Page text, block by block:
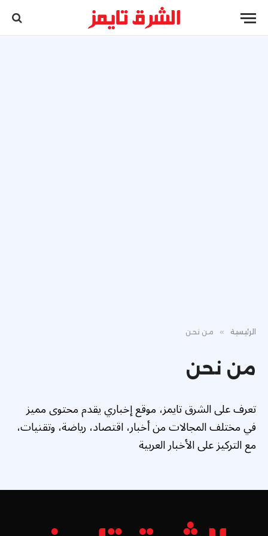
الرئيسية » من نحن
من نحن
تعرف على الشرق تايمز، موقع إخباري يقدم محتوى مميز
في مختلف المجالات من أخبار، اقتصاد، رياضة، وتقنيات،
مع التركيز على الأخبار العربية